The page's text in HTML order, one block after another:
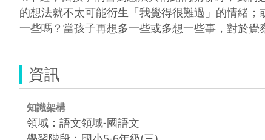
的想法就不太可能衍生「我覺得很難過」的情緒
一些嗎？當孩子再想多一些或多想一些事，對於覺
資訊
知識架構
領域：語文領域-國語文